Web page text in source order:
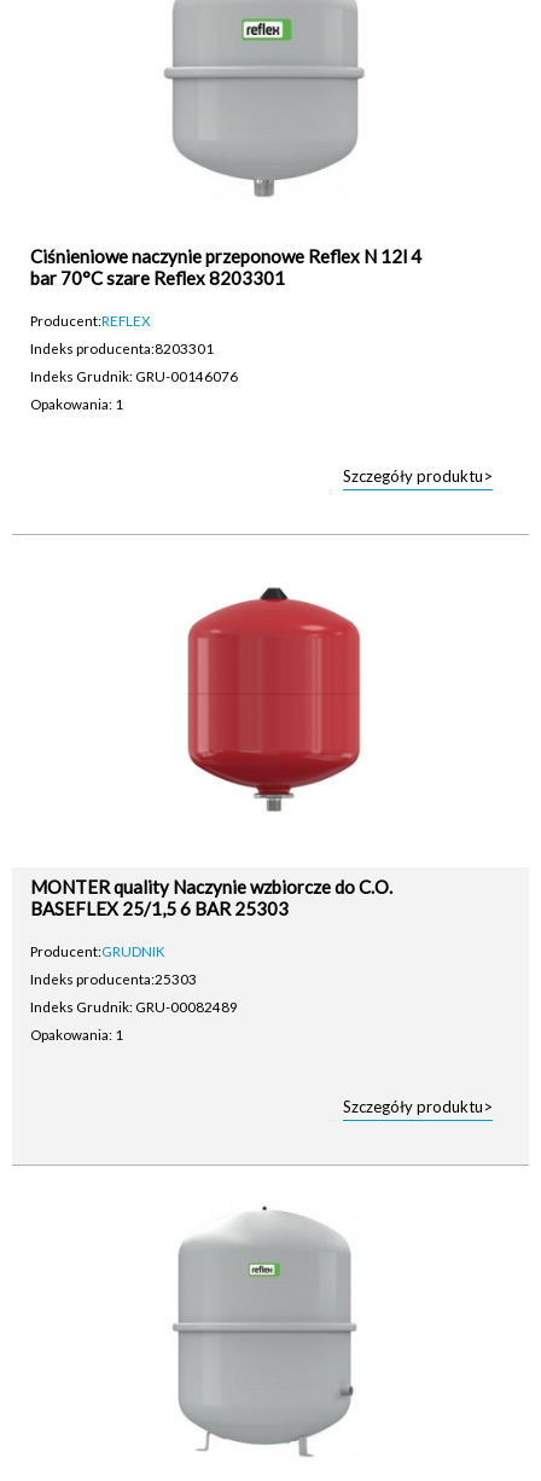
Ciśnieniowe naczynie przeponowe Reflex N 12l 4
bar 70°C szare Reflex 8203301
Producent:REFLEX
Indeks producenta:8203301
Indeks Grudnik: GRU-00146076
Opakowania: 1
Szczegóły produktu>
MONTER quality Naczynie wzbiorcze do C.O.
BASEFLEX 25/1,5 6 BAR 25303
Producent:GRUDNIK
Indeks producenta:25303
Indeks Grudnik: GRU-00082489
Opakowania: 1
Szczegóły produktu>